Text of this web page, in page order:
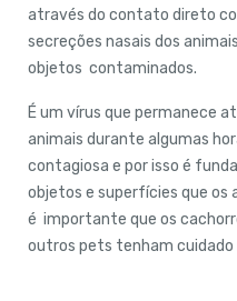
através do contato direto
secreções nasais dos
objetos contaminados.
É um vírus que permanece
animais durante algumas
contagiosa e por isso é
objetos e superfícies que
é importante que os
outros pets tenham cuidado